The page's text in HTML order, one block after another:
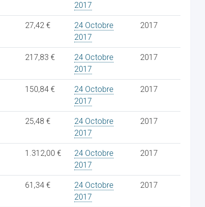
2017
27,42 €
24 Octobre
2017
2017
217,83 €
24 Octobre
2017
2017
150,84 €
24 Octobre
2017
2017
25,48 €
24 Octobre
2017
2017
1.312,00 €
24 Octobre
2017
2017
61,34 €
24 Octobre
2017
2017